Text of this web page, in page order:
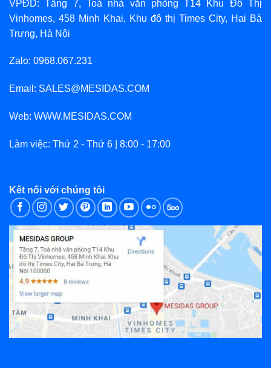
VPĐD: Tầng 7, Toà nhà văn phòng T14 Khu Đô Thị
Vinhomes, 458 Minh Khai, Khu đô thị Times City, Hai Bà
Trưng, Hà Nội
Zalo: 0968.067.231
Email: SALES@MESIDAS.COM
Web: WWW.MESIDAS.COM
Làm việc: Thứ 2 - Thứ 6 | 8:00 - 17:00
Kết nối với chúng tôi